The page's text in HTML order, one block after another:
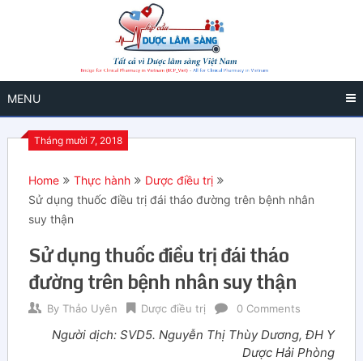
MENU
Tháng mười 7, 2018
Home Thực hành
Dược điều trị
Sử dụng thuốc điều trị đái tháo đường trên bệnh nhân
suy thận
Sử dụng thuốc điều trị đái tháo
đường trên bệnh nhân suy thận
By Thảo Uyên Dược điều trị 0 Comments
Người dịch: SVD5. Nguyễn Thị Thùy Dương, ĐH Y
Dược Hải Phòng